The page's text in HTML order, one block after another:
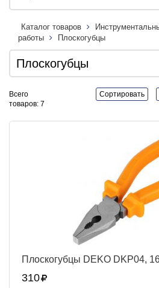
Каталог товаров
работы
Плоскогубцы
Плоскогубцы
Всего
товаров: 7
Сортировать
Плоскогубцы DEKO DKP04,
310